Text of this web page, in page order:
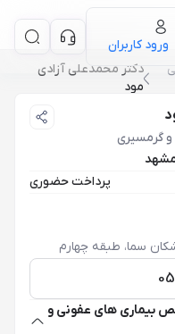
ورود کاربران
دکتر محمدعلی آزادی
مود
گرمسیری
پرداخت حضوری
بیماری های عفونی و